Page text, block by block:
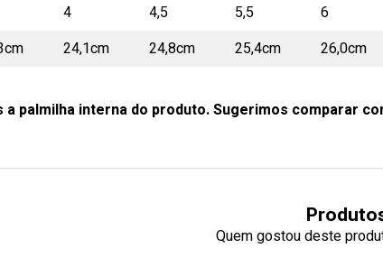
4 4,5 5,5 6
24,1cm 24,8cm 25,4cm 26,0cm
palmilha interna do produto. Sugerimos comparar
Quem gostou deste